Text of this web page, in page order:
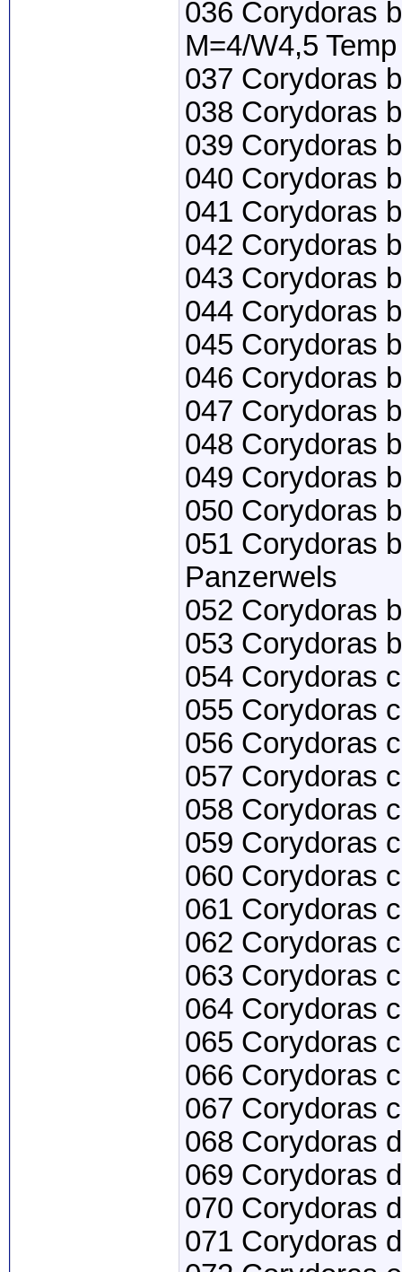
036 Corydoras
M=4/W4,5
037 Corydoras
038 Corydoras
039 Corydoras
040 Corydoras
041 Corydoras
042 Corydoras
043 Corydoras
044 Corydoras
045 Corydoras
046 Corydoras
047 Corydoras
048 Corydoras
049 Corydoras
050 Corydoras
051 Corydoras
Panzerwels
052 Corydoras
053 Corydoras
054 Corydoras
055 Corydoras
056 Corydoras
057 Corydoras
058 Corydoras
059 Corydoras
060 Corydoras
061 Corydoras
062 Corydoras
063 Corydoras
064 Corydoras
065 Corydoras
066 Corydoras
067 Corydoras
068 Corydoras
069 Corydoras
070 Corydoras
071 Corydoras